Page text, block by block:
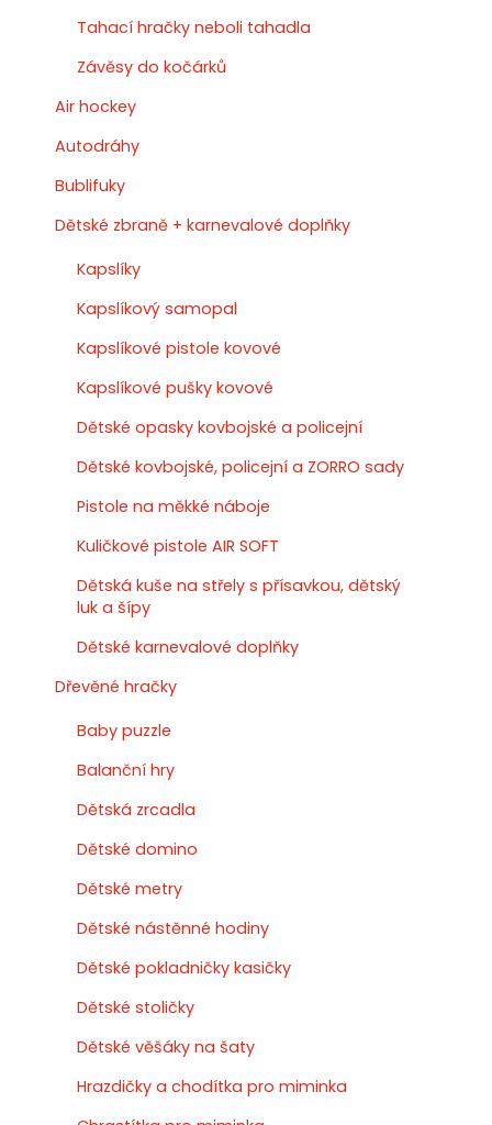
Tahací hračky neboli tahadla
Závěsy do kočárků
Air hockey
Autodráhy
Bublifuky
Dětské zbraně + karnevalové doplňky
Kapslíky
Kapslíkový samopal
Kapslíkové pistole kovové
Kapslíkové pušky kovové
Dětské opasky kovbojské a policejní
Dětské kovbojské, policejní a ZORRO sady
Pistole na měkké náboje
Kuličkové pistole AIR SOFT
Dětská kuše na střely s přísavkou, dětský
luk a šípy
Dětské karnevalové doplňky
Dřevěné hračky
Baby puzzle
Balanční hry
Dětská zrcadla
Dětské domino
Dětské metry
Dětské nástěnné hodiny
Dětské pokladničky kasičky
Dětské stoličky
Dětské věšáky na šaty
Hrazdičky a chodítka pro miminka